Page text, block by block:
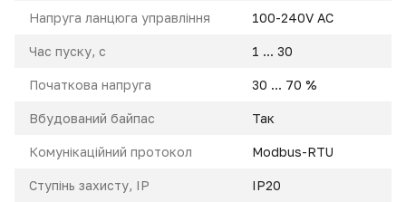
Напруга ланцюга управління 100-240V AC
Час пуску, с 1 ... 30
Початкова напруга 30 ... 70 %
Вбудований байпас Так
Комунікаційний протокол Modbus-RTU
Ступінь захисту, IP IP20